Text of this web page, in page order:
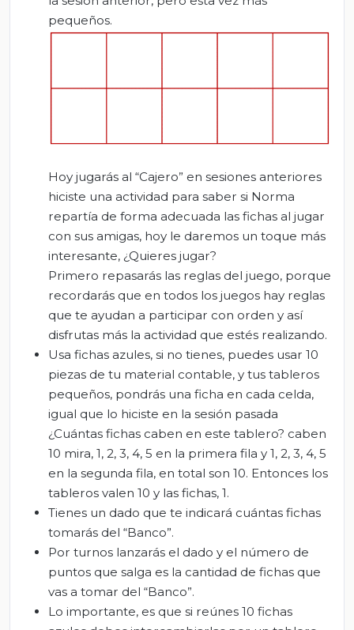
pequeños.
Hoy jugarás al “Cajero” en sesiones anteriores
hiciste una actividad para saber si Norma
repartía de forma adecuada las fichas al jugar
con sus amigas, hoy le daremos un toque más
interesante, ¿Quieres jugar?
Primero repasarás las reglas del juego, porque
recordarás que en todos los juegos hay reglas
que te ayudan a participar con orden y así
disfrutas más la actividad que estés realizando.
Usa fichas azules, si no tienes, puedes usar 10
piezas de tu material contable, y tus tableros
pequeños, pondrás una ficha en cada celda,
igual que lo hiciste en la sesión pasada
¿Cuántas fichas caben en este tablero? caben
10 mira, 1, 2, 3, 4, 5 en la primera fila y 1, 2, 3, 4, 5
en la segunda fila, en total son 10. Entonces los
tableros valen 10 y las fichas, 1.
Tienes un dado que te indicará cuántas fichas
tomarás del “Banco”.
Por turnos lanzarás el dado y el número de
puntos que salga es la cantidad de fichas que
vas a tomar del “Banco”.
Lo importante, es que si reúnes 10 fichas